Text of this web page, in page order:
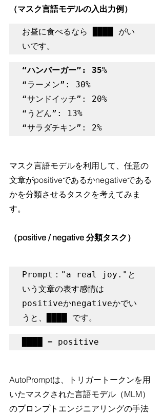
（マスク言語モデルの入出力例）
お昼に食べるなら ████ がい
いです。
“ハンバーガー”: 35%
“ラーメン”: 30%
“サンドイッチ”: 20%
“うどん”: 13%
“サラダチキン”: 2%
マスク言語モデルを利用して、任意の
文章がpositiveであるかnegativeである
かを分類させるタスクを考えてみま
す。
（positive / negative 分類タスク）
Prompt："a real joy."と
いう文章の表す感情は
positiveかnegativeかでい
うと、████ です。
████ = positive
AutoPromptは、トリガートークンを用
いたマスクされた言語モデル（MLM）
のプロンプトエンジニアリングの手法